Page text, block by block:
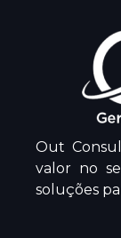
Out
valor no
soluções